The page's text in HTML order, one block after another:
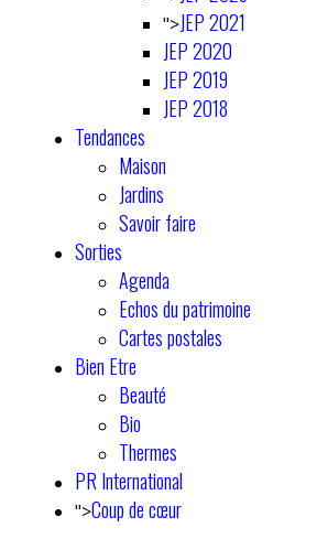
">JEP 2021
JEP 2020
JEP 2019
JEP 2018
Tendances
Maison
Jardins
Savoir faire
Sorties
Agenda
Echos du patrimoine
Cartes postales
Bien Etre
Beauté
Bio
Thermes
PR International
">Coup de cœur